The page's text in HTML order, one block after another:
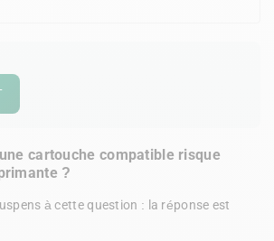
cartouche compatible risque
?
à cette question : la réponse est